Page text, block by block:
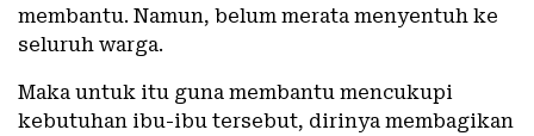
membantu. Namun, belum merata menyentuh ke
seluruh warga.
Maka untuk itu guna membantu mencukupi
kebutuhan ibu-ibu tersebut, dirinya membagikan